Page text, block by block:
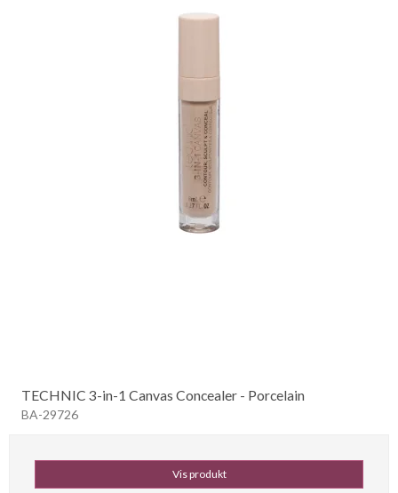
TECHNIC 3-in-1 Canvas Concealer - Porcelain
BA-29726
Vis produkt